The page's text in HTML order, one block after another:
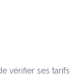
vérifier ses